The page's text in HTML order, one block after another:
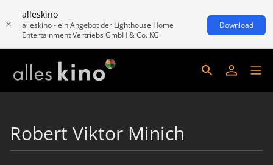
alleskino
alleskino - ein Angebot der Lighthouse Home
Entertainment Vertriebs GmbH & Co. KG
Download
Robert Viktor Minich